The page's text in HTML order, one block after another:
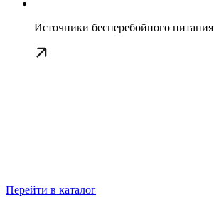
Источники бесперебойного питания
Перейти в каталог